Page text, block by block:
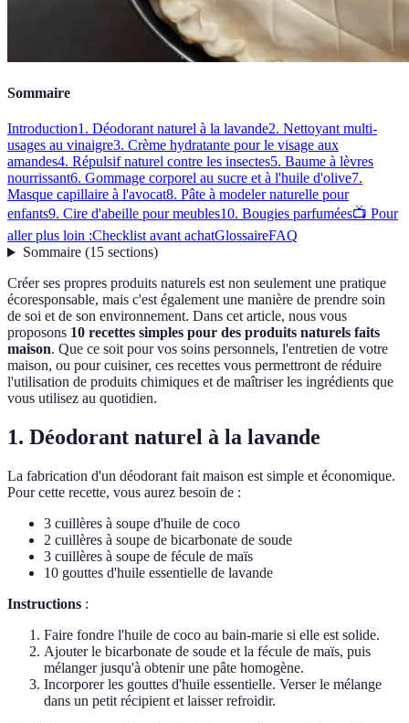
Sommaire
Introduction1. Déodorant naturel à la lavande2. Nettoyant multi-
usages au vinaigre3. Crème hydratante pour le visage aux
amandes4. Répulsif naturel contre les insectes5. Baume à lèvres
nourrissant6. Gommage corporel au sucre et à l'huile d'olive7.
Masque capillaire à l'avocat8. Pâte à modeler naturelle pour
enfants9. Cire d'abeille pour meubles10. Bougies parfumées📺 Pour
aller plus loin :Checklist avant achatGlossaireFAQ
Sommaire(15 sections)
Créer ses propres produits naturels est non seulement une pratique
écoresponsable, mais c'est également une manière de prendre soin
de soi et de son environnement. Dans cet article, nous vous
proposons 10 recettes simples pour des produits naturels faits
maison. Que ce soit pour vos soins personnels, l'entretien de votre
maison, ou pour cuisiner, ces recettes vous permettront de réduire
l'utilisation de produits chimiques et de maîtriser les ingrédients que
vous utilisez au quotidien.
1. Déodorant naturel à la lavande
La fabrication d'un déodorant fait maison est simple et économique.
Pour cette recette, vous aurez besoin de :
3 cuillères à soupe d'huile de coco
2 cuillères à soupe de bicarbonate de soude
3 cuillères à soupe de fécule de maïs
10 gouttes d'huile essentielle de lavande
Instructions :
Faire fondre l'huile de coco au bain-marie si elle est solide.
Ajouter le bicarbonate de soude et la fécule de maïs, puis
mélanger jusqu'à obtenir une pâte homogène.
Incorporer les gouttes d'huile essentielle. Verser le mélange
dans un petit récipient et laisser refroidir.